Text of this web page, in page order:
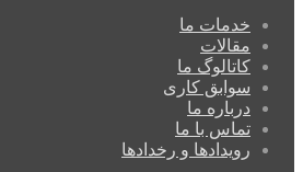
خدمات ما
مقالات
کاتالوگ ما
سوابق کاری
درباره ما
تماس با ما
رویدادها و رخدادها